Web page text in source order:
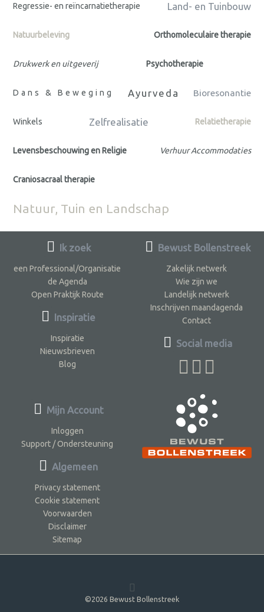
Regressie- en reïncarnatietherapie Land- en Tuinbouw
Natuurbeleving Orthomoleculaire therapie
Drukwerk en uitgeverij Psychotherapie
Dans & Beweging Ayurveda Bioresonantie
Winkels Zelfrealisatie Relatietherapie
Levensbeschouwing en Religie Verhuur Accommodaties
Craniosacraal therapie
Natuur, Tuin en Landschap
Ik zoek
een Professional/Organisatie
de Agenda
Open Praktijk Route
Inspiratie
Inspiratie
Nieuwsbrieven
Blog
Bewust Bollenstreek
Zakelijk netwerk
Wie zijn we
Landelijk netwerk
Inschrijven maandagenda
Contact
Social media
Mijn Account
Inloggen
Support / Ondersteuning
Algemeen
Privacy statement
Cookie statement
Voorwaarden
Disclaimer
Sitemap
©2026 Bewust Bollenstreek